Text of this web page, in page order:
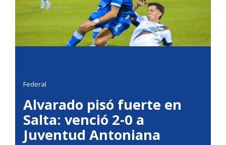
Federal
Alvarado pisó fuerte en
Salta: venció 2-0 a
Juventud Antoniana